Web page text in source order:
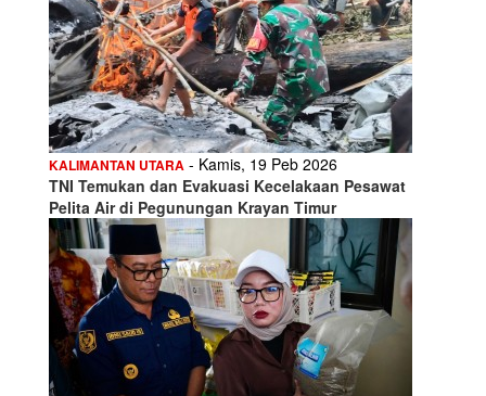
KALIMANTAN UTARA - Kamis, 19 Peb 2026
TNI Temukan dan Evakuasi Kecelakaan Pesawat
Pelita Air di Pegunungan Krayan Timur